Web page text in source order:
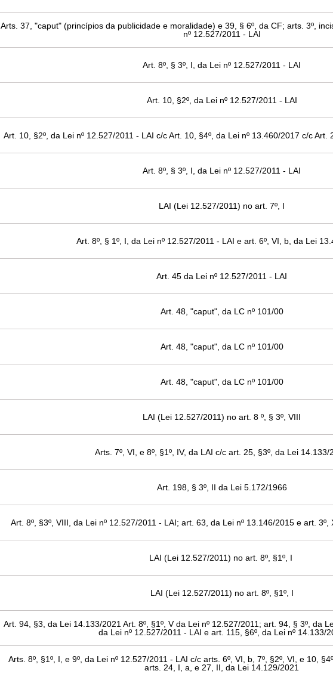
Arts. 37, "caput" (princípios da publicidade e moralidade) e 39, § 6º, da CF; arts. 3º,
nº 12.527/2011 - LAI
Art. 8º, § 3º, I, da Lei nº 12.527/2011 - LAI
Art. 10, §2º, da Lei nº 12.527/2011 - LAI
Art. 10, §2º, da Lei nº 12.527/2011 - LAI c/c Art. 10, §4º, da Lei nº 13.460/2017 c/c Art.
Art. 8º, § 3º, I, da Lei nº 12.527/2011 - LAI
LAI (Lei 12.527/2011) no art. 7º, I
Art. 8º, § 1º, I, da Lei nº 12.527/2011 - LAI e art. 6º, VI, b, da Lei
Art. 45 da Lei nº 12.527/2011 - LAI
Art. 48, "caput", da LC nº 101/00
Art. 48, "caput", da LC nº 101/00
Art. 48, "caput", da LC nº 101/00
LAI (Lei 12.527/2011) no art. 8 º, § 3º, VIII
Arts. 7º, VI, e 8º, §1º, IV, da LAI c/c art. 25, §3º, da Lei 14.133/
Art. 198, § 3º, II da Lei 5.172/1966
Art. 8º, §3º, VIII, da Lei nº 12.527/2011 - LAI; art. 63, da Lei nº 13.146/2015 e art. 3º,
LAI (Lei 12.527/2011) no art. 8º, §1º, I
LAI (Lei 12.527/2011) no art. 8º, §1º, I
Art. 94, §3, da Lei 14.133/2021 Art. 8º, §1º, V da Lei nº 12.527/2011; art. 94, § 3º, da
da Lei nº 12.527/2011 - LAI e art. 115, §6º, da Lei nº 14.133/
Arts. 8º, §1º, I, e 9º, da Lei nº 12.527/2011 - LAI c/c arts. 6º, VI, b, 7º, §2º, VI, e 10,
arts. 24, I, a, e 27, II, da Lei 14.129/2021